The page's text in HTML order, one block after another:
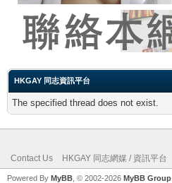
HKGAY 同志資訊平台
The specified thread does not exist.
Contact Us HKGAY 同志網媒 / 資訊平台
Powered By MyBB , © 2002-2026 MyBB Group